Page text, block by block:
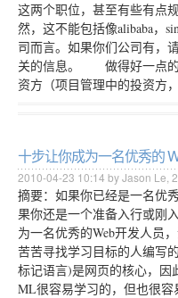
这两个职位，甚至有些有点
然，这不能包括像alibaba，
司而言。如果你们公司有，
关的信息。 做得好一点的
资方（项目管理中的投资方
十步让你成为一名优秀的
2010-04-23 10:14 by Jason Le,
摘要：如果你已经是一名优
果你还是一个准备入行或刚
为一名优秀的Web开发人员
苦苦寻找学习目标的人编写
标记语言)是网页的核心，
ML很容易学习的，但也很